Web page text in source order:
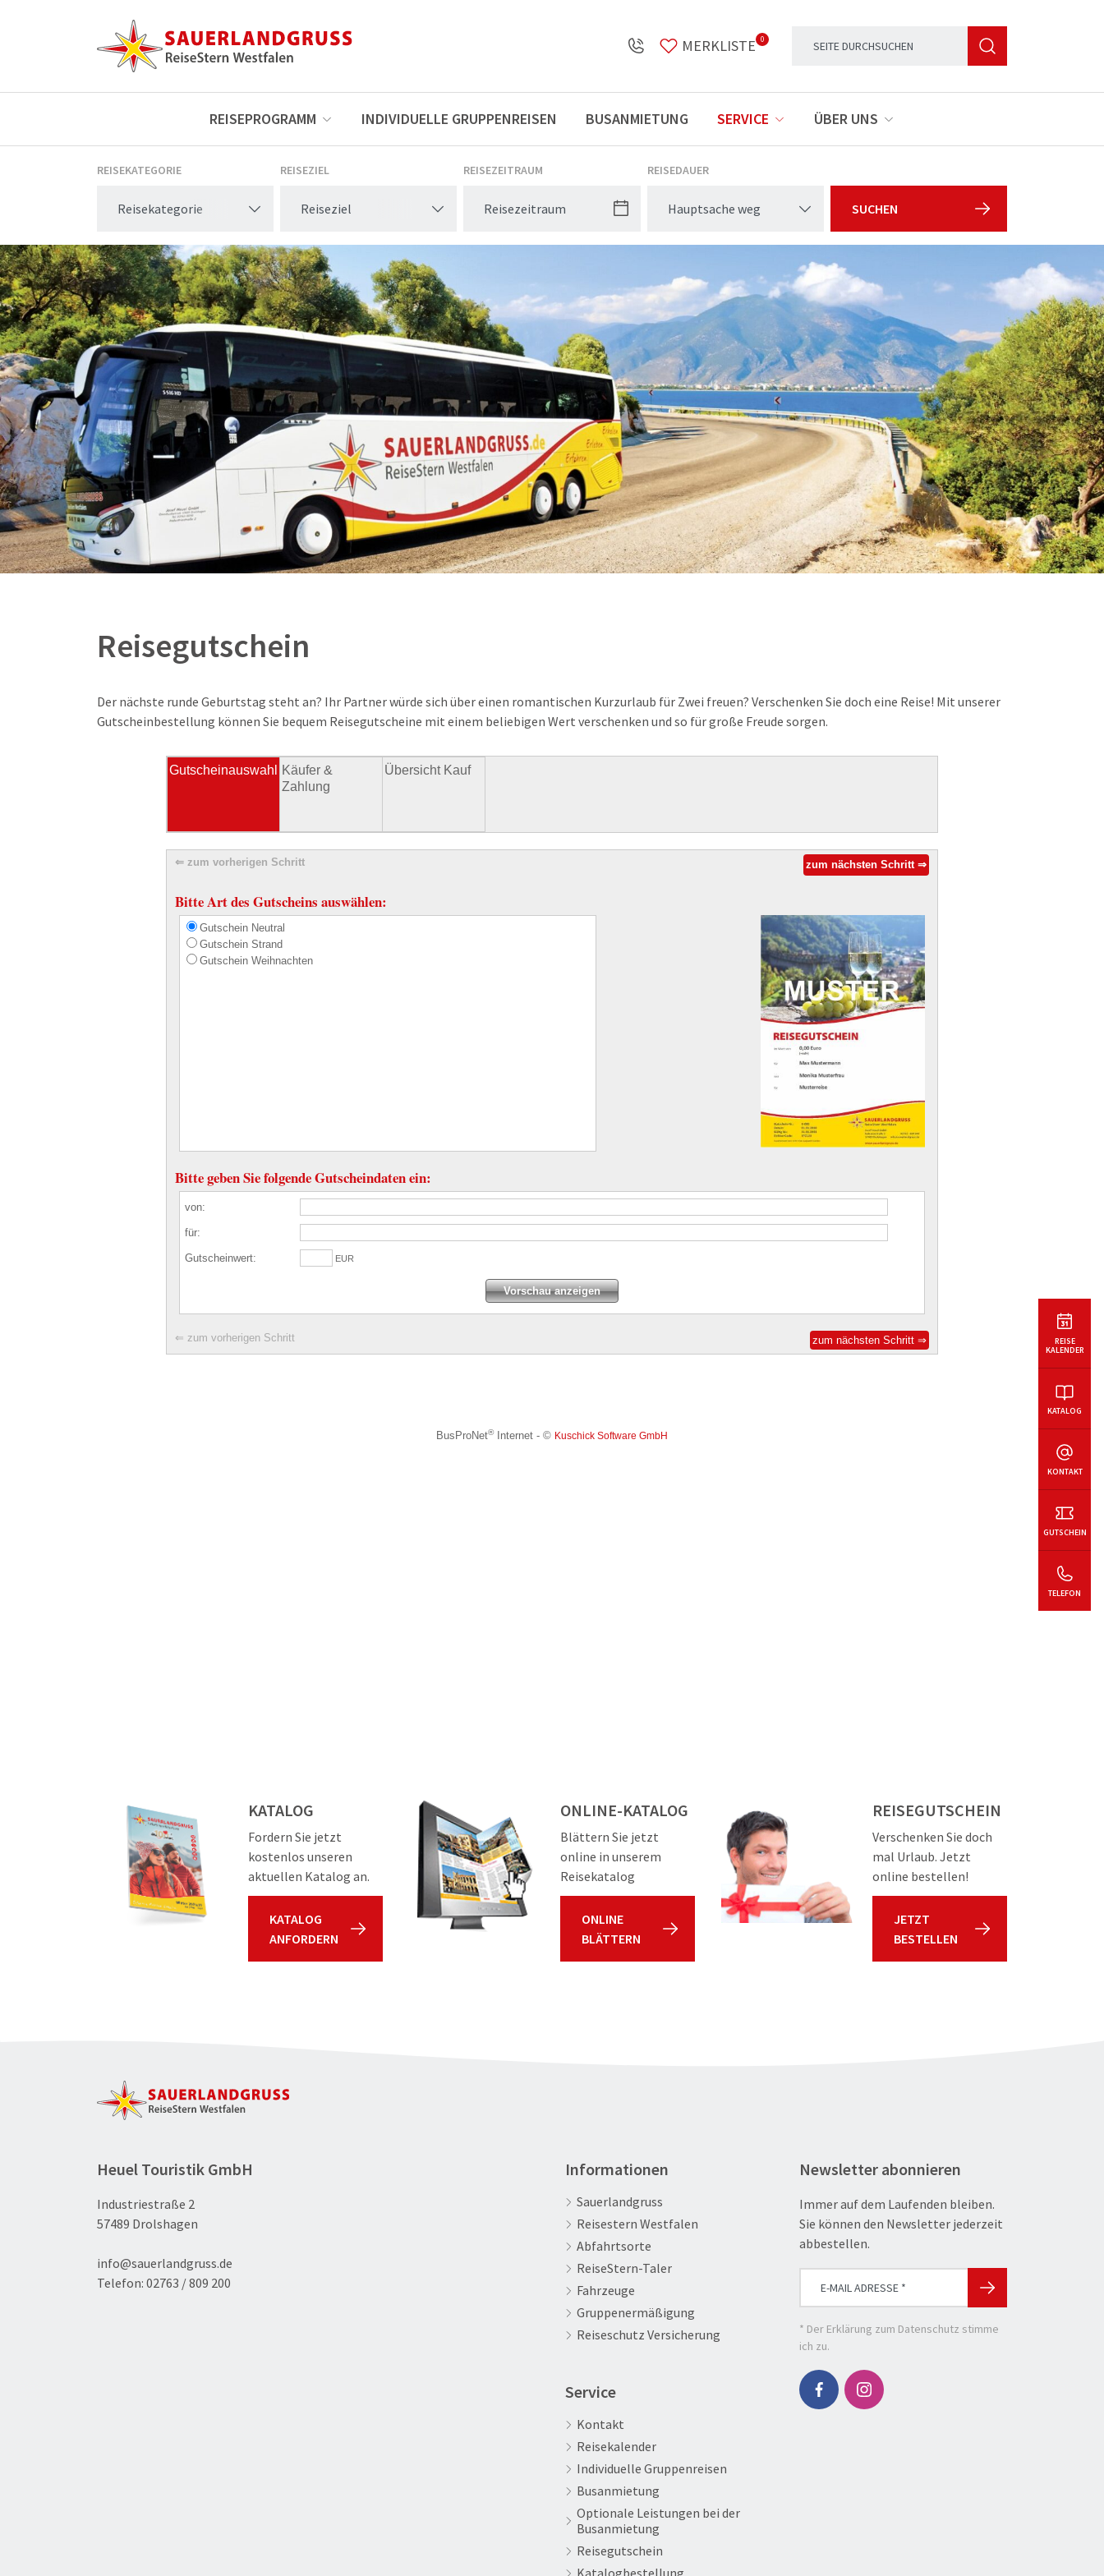
Öffnungszeiten
MERKLISTE 0
REISEPROGRAMM INDIVIDUELLE GRUPPENREISEN BUSANMIETUNG SERVICE ÜBER UNS
REISEKATEGORIE
Reisekategorie
REISEZIEL
Reiseziel
REISEZEITRAUM REISEDAUER
Hauptsache weg SUCHEN
Reisegutschein
Der nächste runde Geburtstag steht an? Ihr Partner würde sich über einen romantischen Kurzurlaub für Zwei freuen? Verschenken Sie doch eine Reise! Mit unserer
Gutscheinbestellung können Sie bequem Reisegutscheine mit einem beliebigen Wert verschenken und so für große Freude sorgen.
REISE
KALENDER
KATALOG
KONTAKT
GUTSCHEIN
TELEFON
KATALOG
Fordern Sie jetzt
kostenlos unseren
aktuellen Katalog an.
KATALOG
ANFORDERN
ONLINE-KATALOG
Blättern Sie jetzt
online in unserem
Reisekatalog
ONLINE
BLÄTTERN
REISEGUTSCHEIN
Verschenken Sie doch
mal Urlaub. Jetzt
online bestellen!
JETZT
BESTELLEN
Heuel Touristik GmbH
Industriestraße 2
57489 Drolshagen
info@sauerlandgruss.de
Telefon: 02763 / 809 200
Informationen
Sauerlandgruss
Reisestern Westfalen
Abfahrtsorte
ReiseStern-Taler
Fahrzeuge
Gruppenermäßigung
Reiseschutz Versicherung
Service
Kontakt
Reisekalender
Individuelle Gruppenreisen
Busanmietung
Optionale Leistungen bei der
Busanmietung
Reisegutschein
Newsletter abonnieren
Immer auf dem Laufenden bleiben.
Sie können den Newsletter jederzeit
abbestellen.
* Der Erklärung zum Datenschutz stimme
ich zu.